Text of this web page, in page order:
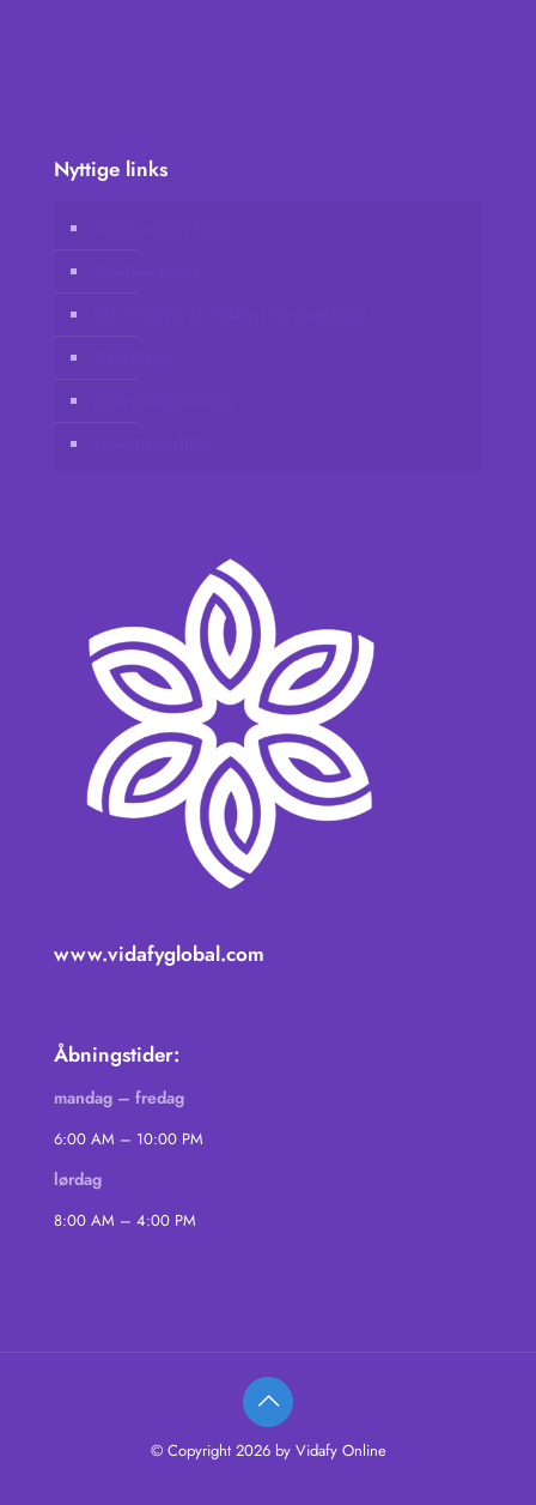
Nyttige links
www.vidafyglobal.com
Åbningstider:
mandag – fredag
6:00 AM – 10:00 PM
lørdag
8:00 AM – 4:00 PM
© Copyright 2026 by Vidafy Online